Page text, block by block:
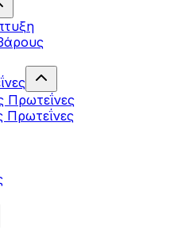
Πρωτεΐνες
Πρωτεΐνες